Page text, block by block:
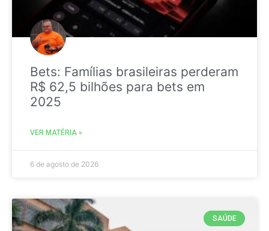
Bets: Famílias brasileiras perderam
R$ 62,5 bilhões para bets em
2025
VER MATÉRIA »
6 de agosto de 2026
SAÚDE